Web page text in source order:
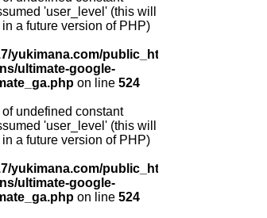
'user_level' (this will
a future version of PHP)
yukimana.com/public_html/wp-
ultimate-google-
on line 524
of undefined constant
'user_level' (this will
a future version of PHP)
yukimana.com/public_html/wp-
ultimate-google-
on line 524